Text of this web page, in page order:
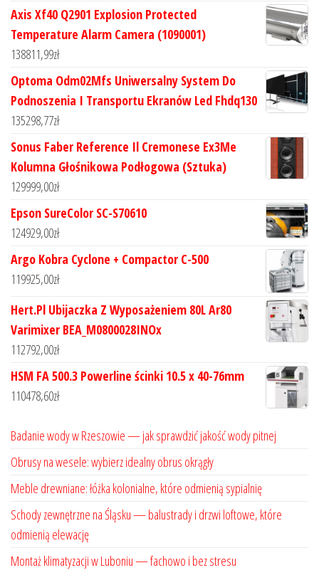
Axis Xf40 Q2901 Explosion Protected
Temperature Alarm Camera (1090001)
138811,99zł
Optoma Odm02Mfs Uniwersalny System Do
Podnoszenia I Transportu Ekranów Led Fhdq130
135298,77zł
Sonus Faber Reference Il Cremonese Ex3Me
Kolumna Głośnikowa Podłogowa (Sztuka)
129999,00zł
Epson SureColor SC-S70610
124929,00zł
Argo Kobra Cyclone + Compactor C-500
119925,00zł
Hert.Pl Ubijaczka Z Wyposażeniem 80L Ar80
Varimixer BEA_M0800028INOx
112792,00zł
HSM FA 500.3 Powerline ścinki 10.5 x 40-76mm
110478,60zł
Badanie wody w Rzeszowie — jak sprawdzić jakość wody pitnej
Obrusy na wesele: wybierz idealny obrus okrągły
Meble drewniane: łóżka kolonialne, które odmienią sypialnię
Schody zewnętrzne na Śląsku — balustrady i drzwi loftowe, które
odmienią elewację
Montaż klimatyzacji w Luboniu — fachowo i bez stresu